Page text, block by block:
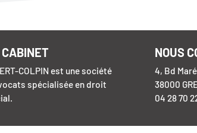
COLPIN est une société
spécialisée en droit
NOUS
4, Bd
38000
04 28 70